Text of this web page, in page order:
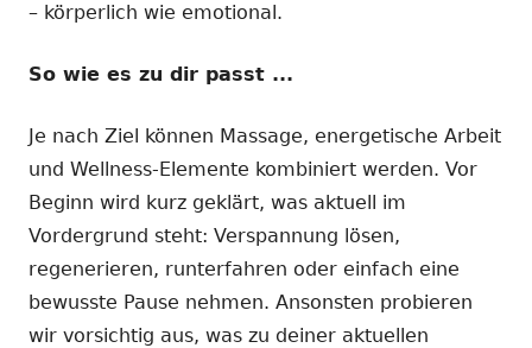
– körperlich wie emotional.
So wie es zu dir passt ...
Je nach Ziel können Massage, energetische Arbeit
und Wellness-Elemente kombiniert werden. Vor
Beginn wird kurz geklärt, was aktuell im
Vordergrund steht: Verspannung lösen,
regenerieren, runterfahren oder einfach eine
bewusste Pause nehmen. Ansonsten probieren
wir vorsichtig aus, was zu deiner aktuellen